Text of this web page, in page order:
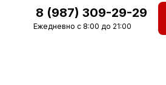
8 (987) 309-29-29
Ежедневно с 8:00 до 21:00